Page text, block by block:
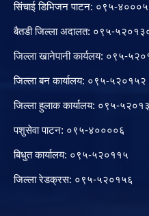
सिंचाई डिभिजन पाटन: ०९५-
बैतडी जिल्ला अदालत: ०९५-
जिल्ला खानेपानी कार्यलय: ०९५-
जिल्ला बन कार्यालय: ०९५-५२०१५२
जिल्ला हुलाक कार्यालय: ०९५-
पशुसेवा पाटन: ०९५-४००००६
बिधुत कार्यालय: ०९५-५२०११५
जिल्ला रेडक्रस: ०९५-५२०१५६